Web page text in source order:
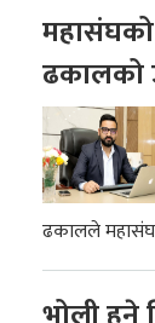
ढकालको
ढकालले